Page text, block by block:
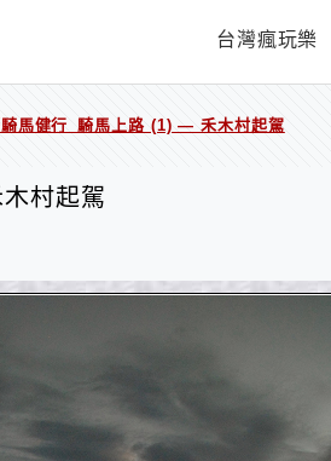
台灣瘋玩樂
馬健行_騎馬上路 (1) — 禾木村起駕
村起駕